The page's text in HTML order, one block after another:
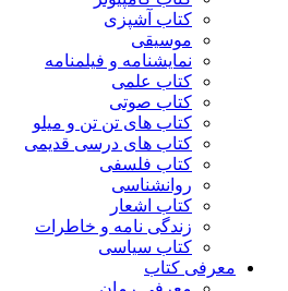
کتاب آشپزی
موسیقی
نمایشنامه و فیلمنامه
کتاب علمی
کتاب صوتی
کتاب های تن تن و میلو
کتاب های درسی قدیمی
کتاب فلسفی
روانشناسی
کتاب اشعار
زندگی نامه و خاطرات
کتاب سیاسی
معرفی کتاب